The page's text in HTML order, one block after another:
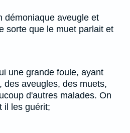
démoniaque aveugle et
sorte que le muet parlait et
une grande foule, ayant
des aveugles, des muets,
d'autres malades. On
il les guérit;